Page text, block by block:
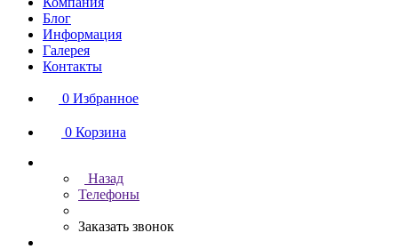
Блог
Информация
Галерея
Контакты
0 Избранное
0 Корзина
Назад
Телефоны
Заказать звонок